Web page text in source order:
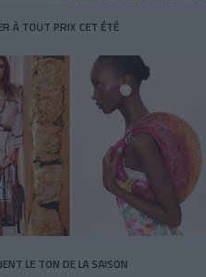
À TOUT PRIX CET ÉTÉ
LE TON DE LA SAISON